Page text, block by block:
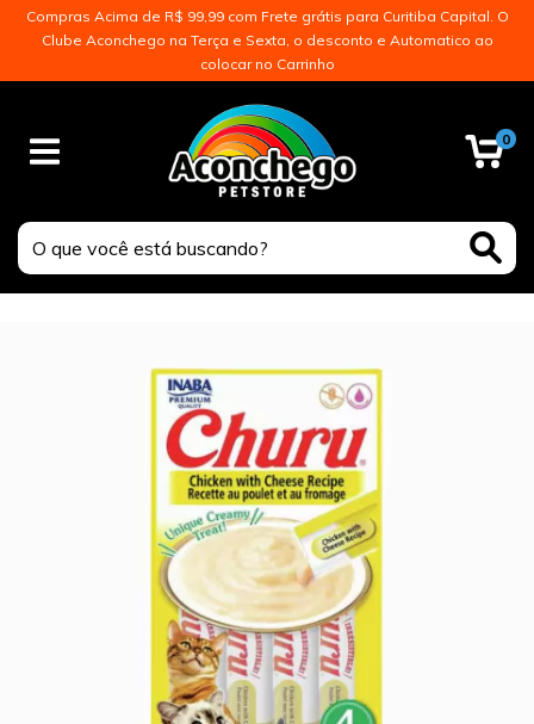
Compras Acima de R$ 99,99 com Frete grátis para Curitiba Capital. O
Clube Aconchego na Terça e Sexta, o desconto e Automatico ao
colocar no Carrinho
0